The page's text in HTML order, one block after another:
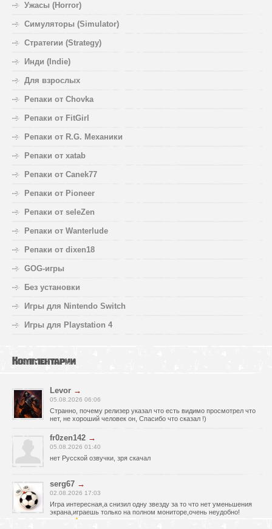
Ужасы (Horror)
Симуляторы (Simulator)
Стратегии (Strategy)
Инди (Indie)
Для взрослых
Репаки от Chovka
Репаки от FitGirl
Репаки от R.G. Механики
Репаки от xatab
Репаки от Canek77
Репаки от Pioneer
Репаки от seleZen
Репаки от Wanterlude
Репаки от dixen18
GOG-игры
Без установки
Игры для Nintendo Switch
Игры для Playstation 4
Комментарии
Levor →
05.08.2026 06:06
Странно, почему релизер указал что есть видимо просмотрел что
нет, не хороший человек он, Спасибо что сказал !)
fr0zen142 →
05.08.2026 01:40
нет Русской озвучки, зря скачал
serg67 →
02.08.2026 17:03
Игра интересная,а снизил одну звезду за то что нет уменьшения
экрана,играешь только на полном мониторе,очень неудобно!